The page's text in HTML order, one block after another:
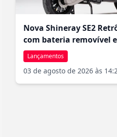
Nova Shineray SE2
com bateria removível
clássico
Lançamentos
03 de agosto de 2026 às